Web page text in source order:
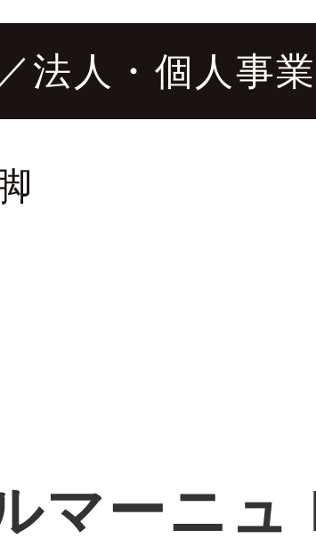
法人・個人事
マーニュ